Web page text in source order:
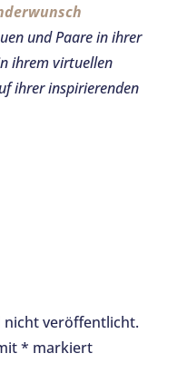
und Paare in ihrer
ihrem virtuellen
ihrer inspirierenden
nicht veröffentlicht.
* markiert